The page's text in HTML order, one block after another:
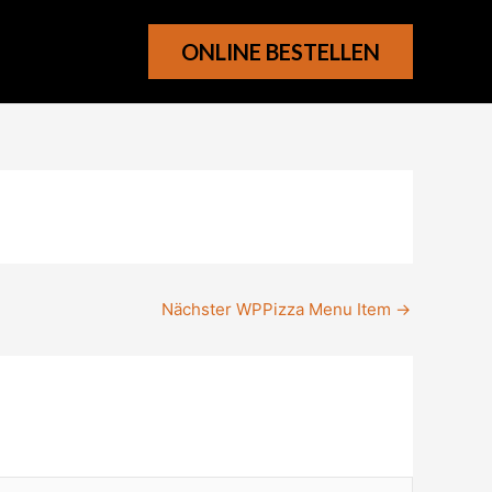
ONLINE BESTELLEN
Nächster WPPizza Menu Item →